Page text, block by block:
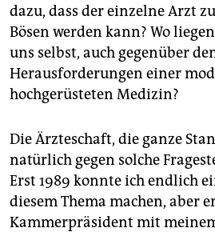
dazu, dass der einzelne Arzt
Bösen werden kann? Wo
uns selbst, auch gegenüber
Herausforderungen einer
hochgerüsteten Medizin?
Die Ärzteschaft, die ganze
natürlich gegen solche
Erst 1989 konnte ich endlich
diesem Thema machen, aber
Kammerpräsident mit